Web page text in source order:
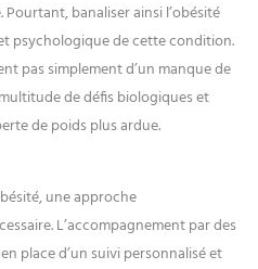
banaliser ainsi l’obésité
psychologique de cette condition.
pas simplement d’un manque de
de défis biologiques et
de poids plus ardue.
une approche
L’accompagnement par des
place d’un suivi personnalisé et